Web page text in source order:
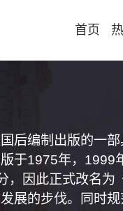
首页
后编制出版的一
于1975年，1999
，因此正式改名
展的步伐。同时